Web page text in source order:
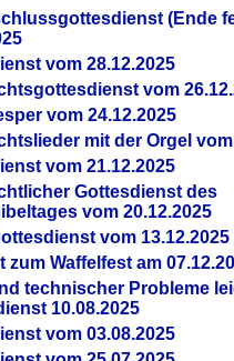
(Ende
vom 28.12.2025
vom
vom 24.12.2025
mit der Orgel vom
vom 21.12.2025
Gottesdienst des
vom 20.12.2025
vom 13.12.2025
zum Waffelfest am
technischer Probleme
10.08.2025
vom 03.08.2025